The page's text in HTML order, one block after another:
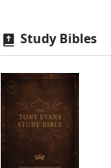
Study Bibles